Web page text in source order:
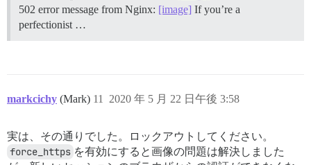
502 error message from Nginx: [image] If you’re a
perfectionist …
markcichy (Mark) 2020 年 5 月 22 日午後 3:58
11
実は、その通りでした。ロックアウトしてください。
force_https を有効にすると画像の問題は解決しました